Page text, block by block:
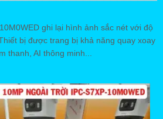
ghi lại hình ảnh sắc nét với độ
bị được trang bị khả năng quay xoay
thanh, AI thông minh...